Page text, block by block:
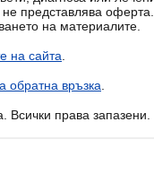
представлява
на материалите.
на сайта
обратна връзка
права запазени.